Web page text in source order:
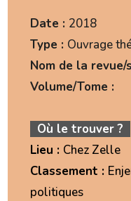
Date : 2018
Type : Ouvrage
Nom de la revue/
Volume/Tome :
Où le trouver ?
Lieu : Chez Zelle
Classement :
politiques